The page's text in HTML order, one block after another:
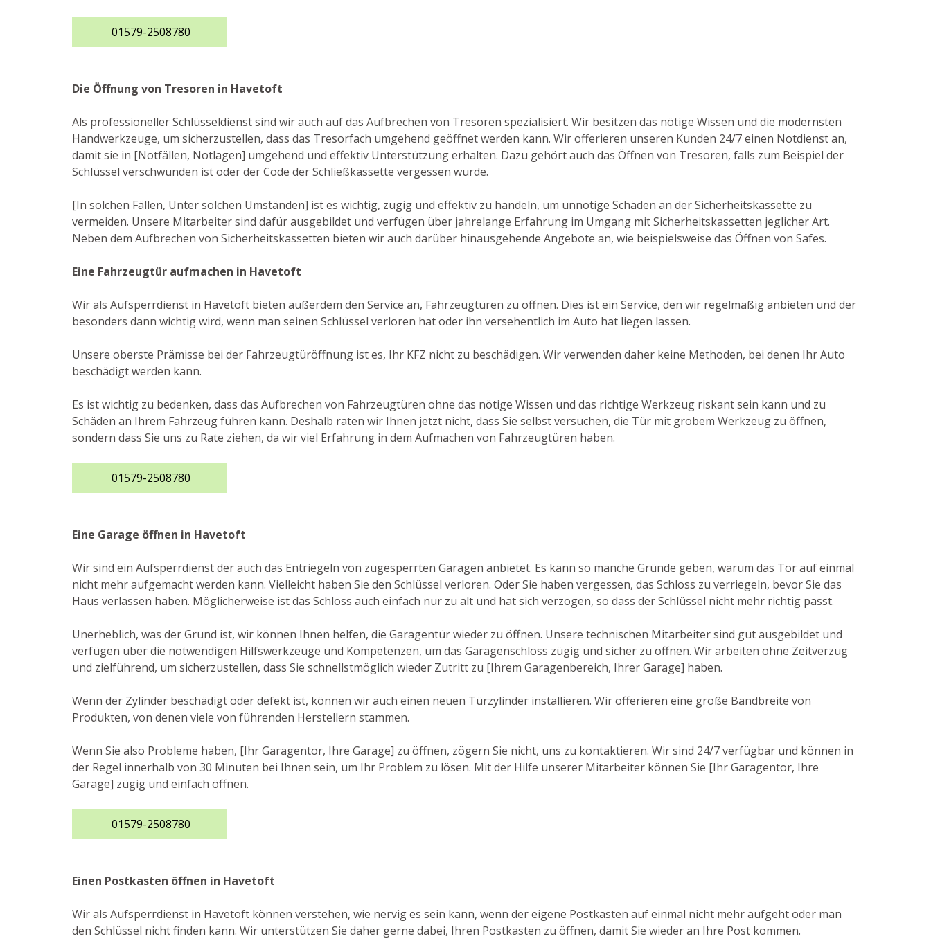
01579-2508780
Die Öffnung von Tresoren in Havetoft
Als professioneller Schlüsseldienst sind wir auch auf das Aufbrechen von Tresoren spezialisiert. Wir besitzen das nötige Wissen und die modernsten
Handwerkzeuge, um sicherzustellen, dass das Tresorfach umgehend geöffnet werden kann. Wir offerieren unseren Kunden 24/7 einen Notdienst an,
damit sie in [Notfällen, Notlagen] umgehend und effektiv Unterstützung erhalten. Dazu gehört auch das Öffnen von Tresoren, falls zum Beispiel der
Schlüssel verschwunden ist oder der Code der Schließkassette vergessen wurde.
[In solchen Fällen, Unter solchen Umständen] ist es wichtig, zügig und effektiv zu handeln, um unnötige Schäden an der Sicherheitskassette zu
vermeiden. Unsere Mitarbeiter sind dafür ausgebildet und verfügen über jahrelange Erfahrung im Umgang mit Sicherheitskassetten jeglicher Art.
Neben dem Aufbrechen von Sicherheitskassetten bieten wir auch darüber hinausgehende Angebote an, wie beispielsweise das Öffnen von Safes.
Eine Fahrzeugtür aufmachen in Havetoft
Wir als Aufsperrdienst in Havetoft bieten außerdem den Service an, Fahrzeugtüren zu öffnen. Dies ist ein Service, den wir regelmäßig anbieten und der
besonders dann wichtig wird, wenn man seinen Schlüssel verloren hat oder ihn versehentlich im Auto hat liegen lassen.
Unsere oberste Prämisse bei der Fahrzeugtüröffnung ist es, Ihr KFZ nicht zu beschädigen. Wir verwenden daher keine Methoden, bei denen Ihr Auto
beschädigt werden kann.
Es ist wichtig zu bedenken, dass das Aufbrechen von Fahrzeugtüren ohne das nötige Wissen und das richtige Werkzeug riskant sein kann und zu
Schäden an Ihrem Fahrzeug führen kann. Deshalb raten wir Ihnen jetzt nicht, dass Sie selbst versuchen, die Tür mit grobem Werkzeug zu öffnen,
sondern dass Sie uns zu Rate ziehen, da wir viel Erfahrung in dem Aufmachen von Fahrzeugtüren haben.
01579-2508780
Eine Garage öffnen in Havetoft
Wir sind ein Aufsperrdienst der auch das Entriegeln von zugesperrten Garagen anbietet. Es kann so manche Gründe geben, warum das Tor auf einmal
nicht mehr aufgemacht werden kann. Vielleicht haben Sie den Schlüssel verloren. Oder Sie haben vergessen, das Schloss zu verriegeln, bevor Sie das
Haus verlassen haben. Möglicherweise ist das Schloss auch einfach nur zu alt und hat sich verzogen, so dass der Schlüssel nicht mehr richtig passt.
Unerheblich, was der Grund ist, wir können Ihnen helfen, die Garagentür wieder zu öffnen. Unsere technischen Mitarbeiter sind gut ausgebildet und
verfügen über die notwendigen Hilfswerkzeuge und Kompetenzen, um das Garagenschloss zügig und sicher zu öffnen. Wir arbeiten ohne Zeitverzug
und zielführend, um sicherzustellen, dass Sie schnellstmöglich wieder Zutritt zu [Ihrem Garagenbereich, Ihrer Garage] haben.
Wenn der Zylinder beschädigt oder defekt ist, können wir auch einen neuen Türzylinder installieren. Wir offerieren eine große Bandbreite von
Produkten, von denen viele von führenden Herstellern stammen.
Wenn Sie also Probleme haben, [Ihr Garagentor, Ihre Garage] zu öffnen, zögern Sie nicht, uns zu kontaktieren. Wir sind 24/7 verfügbar und können in
der Regel innerhalb von 30 Minuten bei Ihnen sein, um Ihr Problem zu lösen. Mit der Hilfe unserer Mitarbeiter können Sie [Ihr Garagentor, Ihre
Garage] zügig und einfach öffnen.
01579-2508780
Einen Postkasten öffnen in Havetoft
Wir als Aufsperrdienst in Havetoft können verstehen, wie nervig es sein kann, wenn der eigene Postkasten auf einmal nicht mehr aufgeht oder man
den Schlüssel nicht finden kann. Wir unterstützen Sie daher gerne dabei, Ihren Postkasten zu öffnen, damit Sie wieder an Ihre Post kommen.